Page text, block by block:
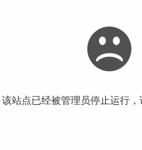
站点已经被管理员停止运行